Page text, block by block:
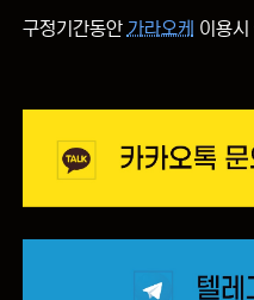
본문
구정기간동안 가라오케 이용